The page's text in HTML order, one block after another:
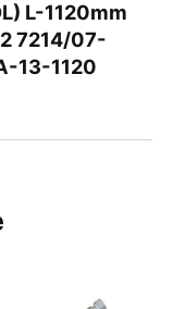
L-1120mm
7214/07-
13-1120